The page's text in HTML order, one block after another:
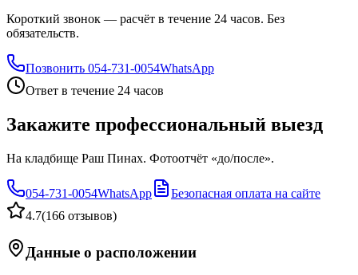
Короткий звонок — расчёт в течение 24 часов. Без
обязательств.
Позвонить 054-731-0054WhatsApp
Ответ в течение 24 часов
Закажите профессиональный выезд
На кладбище Раш Пинах. Фотоотчёт «до/после».
054-731-0054WhatsApp
Безопасная оплата на сайте
4.7(166 отзывов)
Данные о расположении